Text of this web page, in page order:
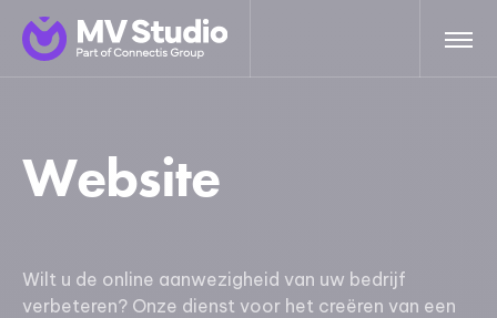
Website
Wilt u de online aanwezigheid van uw bedrijf
verbeteren? Onze dienst voor het creëren van een